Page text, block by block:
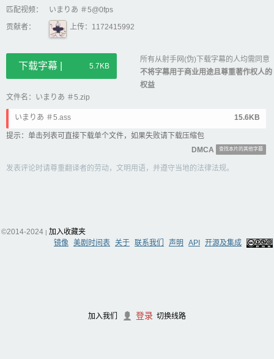
加入我们 登录 切换线路
匹配视频：
いまりあ ＃5@0fps
贡献者：
上传：1172415992
下载字幕 | 5.7KB
所有从射手网(伪)下载字幕的人均需同意
不将字幕用于商业用途且尊重著作权人的
权益
文件名：いまりあ ＃5.zip
いまりあ ＃5.ass 15.6KB
提示：单击列表可直接下载单个文件，如果失败请下载压缩包
DMCA
查找本片的其他字幕
发表评论时请尊重翻译者的劳动，文明用语，并遵守当地的法律法规。
©2014-2024 | 加入收藏夹
镜像 美剧时间表 关于 联系我们 声明 API 开源及集成